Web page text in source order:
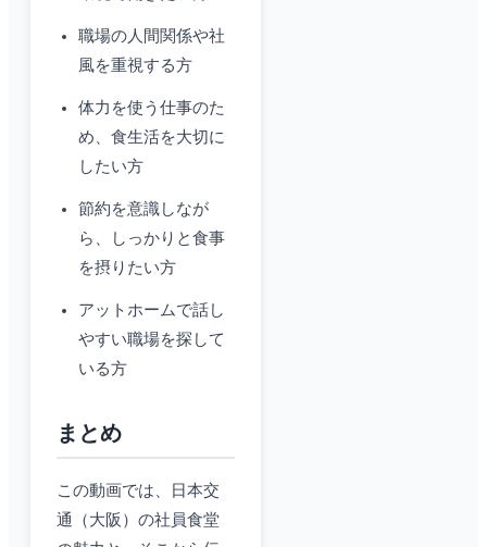
職場の人間関係や社
風を重視する方
体力を使う仕事のた
め、食生活を大切に
したい方
節約を意識しなが
ら、しっかりと食事
を摂りたい方
アットホームで話し
やすい職場を探して
いる方
まとめ
この動画では、日本交
通（大阪）の社員食堂